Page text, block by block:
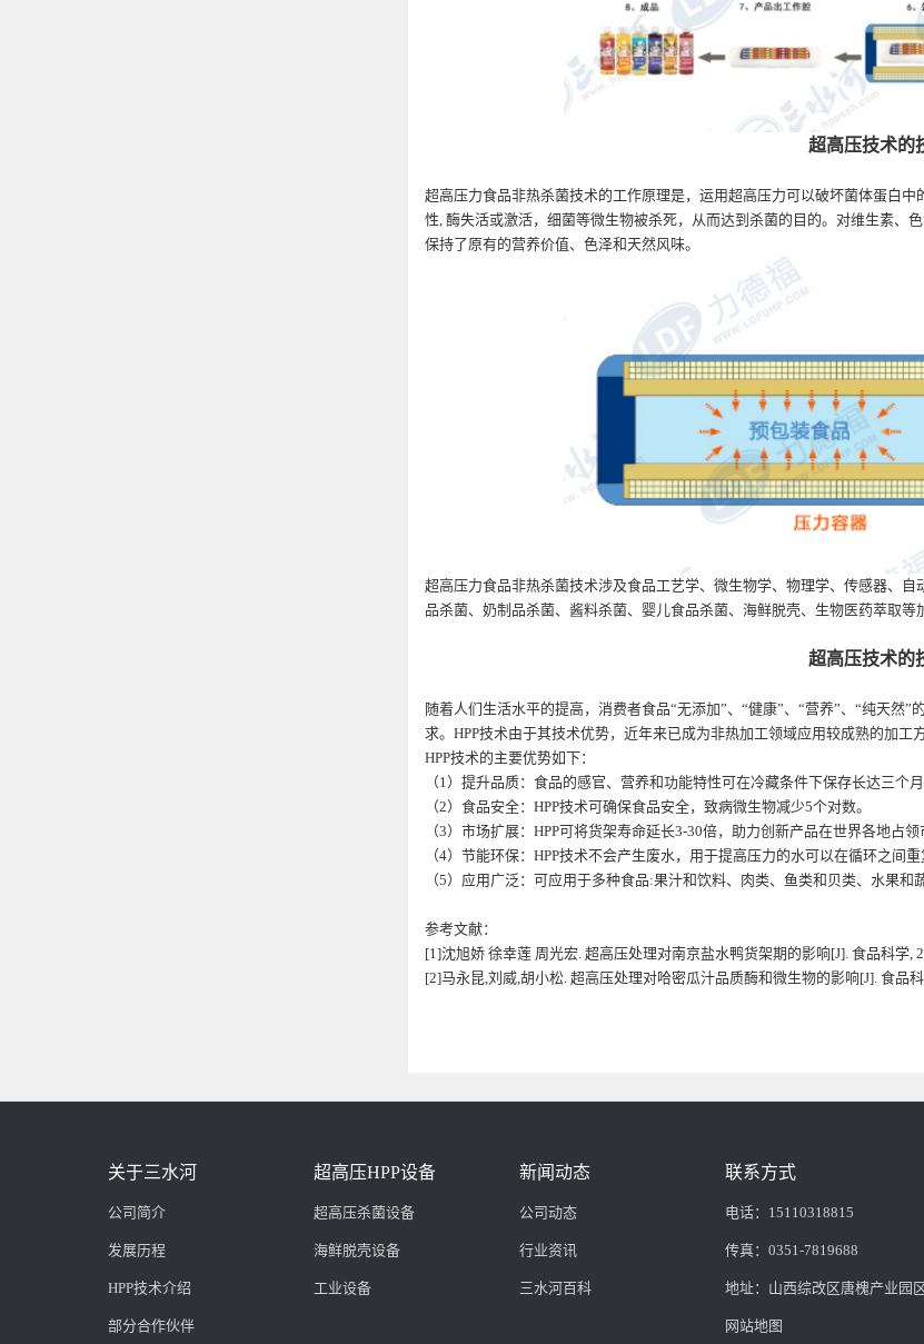
超高压技术的
超高压力食品非热杀菌技术的工作原理是，运用超高压力可以破坏菌体蛋白
性, 酶失活或激活，细菌等微生物被杀死，从而达到杀菌的目的。对维生素、
保持了原有的营养价值、色泽和天然风味。
超高压力食品非热杀菌技术涉及食品工艺学、微生物学、物理学、传感器、
品杀菌、奶制品杀菌、酱料杀菌、婴儿食品杀菌、海鲜脱壳、生物医药萃取等
超高压技术的
随着人们生活水平的提高，消费者食品“无添加”、“健康”、“营养”、“纯天然
求。HPP技术由于其技术优势，近年来已成为非热加工领域应用较成熟的加工方
HPP技术的主要优势如下：
（1）提升品质：食品的感官、营养和功能特性可在冷藏条件下保存长达三个月
（2）食品安全：HPP技术可确保食品安全，致病微生物减少5个对数。
（3）市场扩展：HPP可将货架寿命延长3-30倍，助力创新产品在世界各地占领
（4）节能环保：HPP技术不会产生废水，用于提高压力的水可以在循环之间
（5）应用广泛：可应用于多种食品:果汁和饮料、肉类、鱼类和贝类、水果和
参考文献：
[1]沈旭娇 徐幸莲 周光宏. 超高压处理对南京盐水鸭货架期的影响[J]. 食品科学,
[2]马永昆,刘威,胡小松. 超高压处理对哈密瓜汁品质酶和微生物的影响[J]. 食品
关于三水河
公司简介
发展历程
HPP技术介绍
部分合作伙伴
超高压HPP设备
超高压杀菌设备
海鲜脱壳设备
工业设备
新闻动态
公司动态
行业资讯
三水河百科
联系方式
电话：15110318815
传真：0351-7819688
地址：山西综改区唐槐产业园
网站地图